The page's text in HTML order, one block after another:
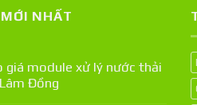
NHẤT
giá module xử lý nước thải
Đồng